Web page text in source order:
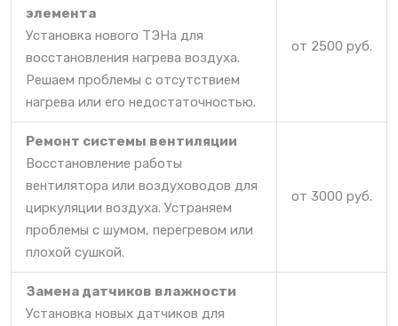
элемента
Установка нового ТЭНа для
восстановления нагрева воздуха.
Решаем проблемы с отсутствием
нагрева или его недостаточностью.
от 2500 руб.
Ремонт системы вентиляции
Восстановление работы
вентилятора или воздуховодов для
циркуляции воздуха. Устраняем
проблемы с шумом, перегревом или
плохой сушкой.
от 3000 руб.
Замена датчиков влажности
Установка новых датчиков для